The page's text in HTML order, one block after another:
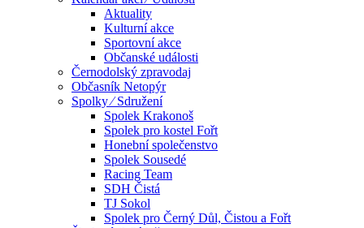
Aktuality
Kulturní akce
Sportovní akce
Občanské události
Černodolský zpravodaj
Občasník Netopýr
Spolky ⁄ Sdružení
Spolek Krakonoš
Spolek pro kostel Fořt
Honební společenstvo
Spolek Sousedé
Racing Team
SDH Čistá
TJ Sokol
Spolek pro Černý Důl, Čistou a Fořt